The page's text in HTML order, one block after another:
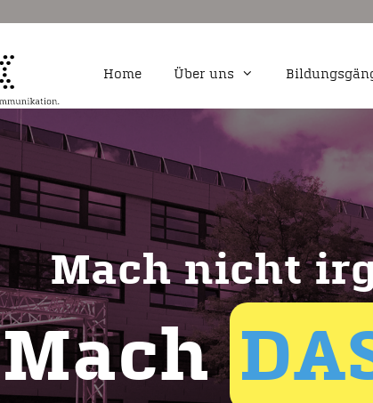
Home Über uns
Fachangestellte für Markt- und
Sozialforschung
Fotograf/-in
Kauffrau/-mann für audiovisuelle Medien
Kauffrau/-mann und Servicefachkraft für
Dialogmarketing
Kaufmann/ -frau für
Marketingkommunikation
Mediengestalter/-in Digital- und Print
Medienkaufleute Digital und Print
Studium BWL – Marketing und
Kommunikationswirtschaft
Mach nicht
Mach